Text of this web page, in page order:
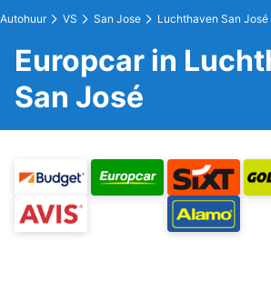
Autohuur VS San Jose Luchthaven San José
Europcar in
San José